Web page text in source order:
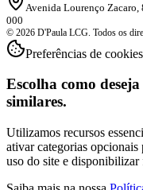
Avenida Lourenço Zacaro,
000
© 2026 D'Paula LCG. Todos os
Preferências de cookies
Escolha como
similares.
Utilizamos recursos
ativar categorias
uso do site e disponibilizar